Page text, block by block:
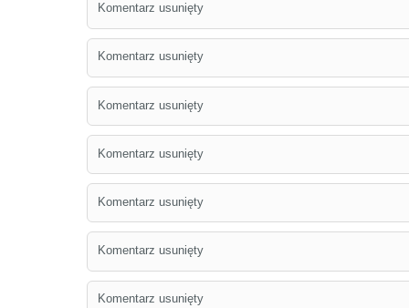
Komentarz usunięty
Komentarz usunięty
Komentarz usunięty
Komentarz usunięty
Komentarz usunięty
Komentarz usunięty
Komentarz usunięty